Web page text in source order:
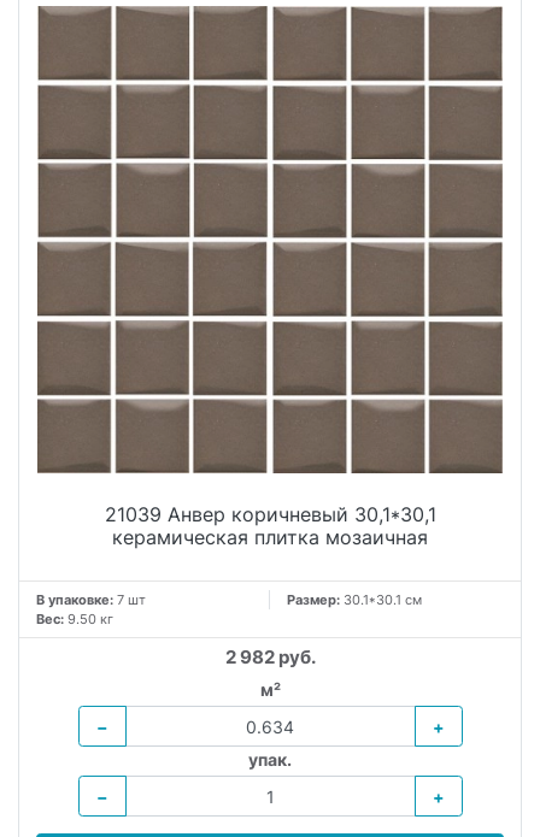
21039 Анвер коричневый 30,1*30,1
керамическая плитка мозаичная
В упаковке: 7 шт Размер: 30.1*30.1 см
Вес: 9.50 кг
2 982 руб.
м²
−
+
упак.
−
+